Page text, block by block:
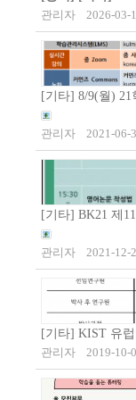
관리자
2026-03-
[기타] 8/9(월) 21
관리자 2021-06-
[기타] BK21 제
관리자 2021-12-
[기타] KIST 유
관리자
2019-10-